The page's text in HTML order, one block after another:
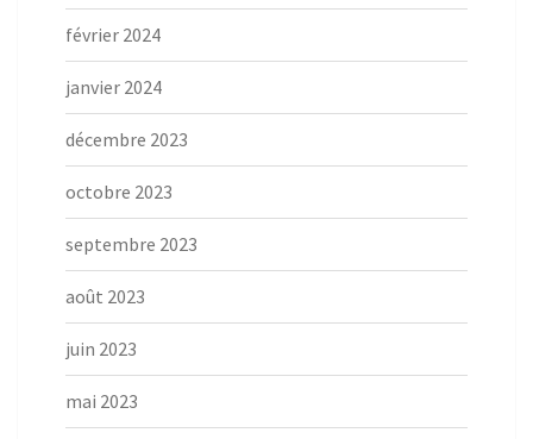
février 2024
janvier 2024
décembre 2023
octobre 2023
septembre 2023
août 2023
juin 2023
mai 2023